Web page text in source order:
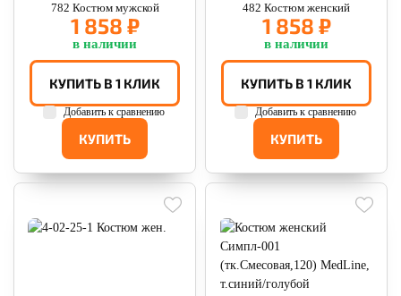
782 Костюм мужской
1 858 ₽
в наличии
КУПИТЬ
КУПИТЬ В 1 КЛИК
Добавить к сравнению
482 Костюм женский
1 858 ₽
в наличии
КУПИТЬ
КУПИТЬ В 1 КЛИК
Добавить к сравнению